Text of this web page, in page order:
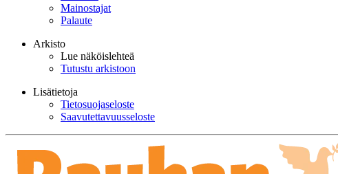
Mainostajat
Palaute
Arkisto
Lue näköislehteä
Tutustu arkistoon
Lisätietoja
Tietosuojaseloste
Saavutettavuusseloste